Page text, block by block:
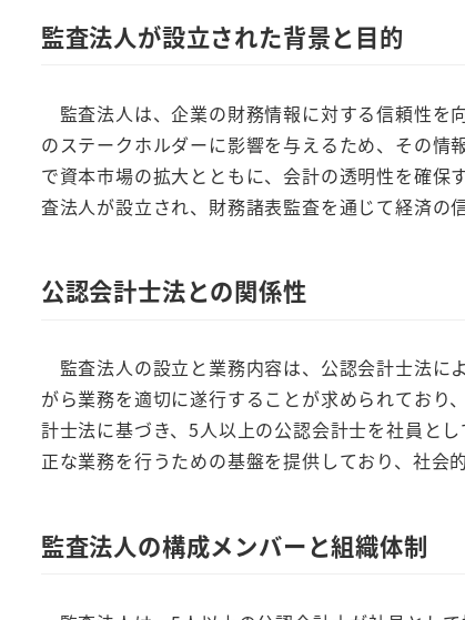
監査法人が設立された背景と目的
監査法人は、企業の財務情報に対する信頼性を
のステークホルダーに影響を与えるため、その情
で資本市場の拡大とともに、会計の透明性を確
査法人が設立され、財務諸表監査を通じて経済の
公認会計士法との関係性
監査法人の設立と業務内容は、公認会計士法に
がら業務を適切に遂行することが求められており
計士法に基づき、5人以上の公認会計士を社員と
正な業務を行うための基盤を提供しており、社会
監査法人の構成メンバーと組織体制